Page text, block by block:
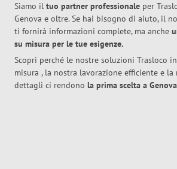
Siamo il tuo partner professionale per
Genova e oltre. Se hai bisogno di aiuto, il
ti fornirà informazioni complete, ma anche
su misura per le tue esigenze.
Scopri perché le nostre soluzioni Trasloco
misura , la nostra lavorazione efficiente e
dettagli ci rendono la prima scelta a Genova